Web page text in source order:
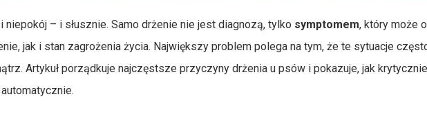
– i słusznie. Samo drżenie nie jest diagnozą, tylko symptomem, który może
jak i stan zagrożenia życia. Największy problem polega na tym, że te sytuacje
Artykuł porządkuje najczęstsze przyczyny drżenia u psów i pokazuje, jak